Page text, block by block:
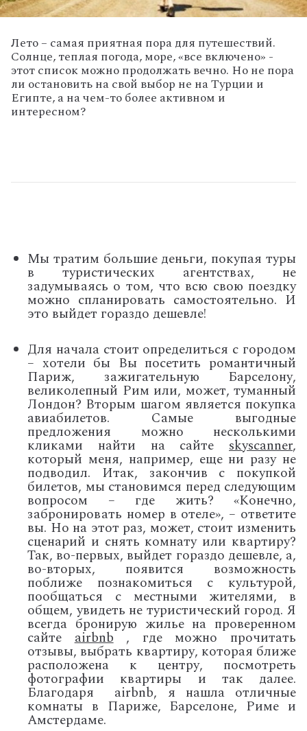
Лето – самая приятная пора для путешествий.
Солнце, теплая погода, море, «все включено» -
этот список можно продолжать вечно. Но не пора
ли остановить на свой выбор не на Турции и
Египте, а на чем-то более активном и
интересном?
Мы тратим большие деньги, покупая туры
в туристических агентствах, не
задумываясь о том, что всю свою поездку
можно спланировать самостоятельно. И
это выйдет гораздо дешевле!
Для начала стоит определиться с городом
– хотели бы Вы посетить романтичный
Париж, зажигательную Барселону,
великолепный Рим или, может, туманный
Лондон? Вторым шагом является покупка
авиабилетов. Самые выгодные
предложения можно несколькими
кликами найти на сайте skyscanner,
который меня, например, еще ни разу не
подводил. Итак, закончив с покупкой
билетов, мы становимся перед следующим
вопросом – где жить? «Конечно,
забронировать номер в отеле», – ответите
вы. Но на этот раз, может, стоит изменить
сценарий и снять комнату или квартиру?
Так, во-первых, выйдет гораздо дешевле, а,
во-вторых, появится возможность
поближе познакомиться с культурой,
пообщаться с местными жителями, в
общем, увидеть не туристический город. Я
всегда бронирую жилье на проверенном
сайтеairbnb, где можно прочитать
отзывы, выбрать квартиру, которая ближе
расположена к центру, посмотреть
фотографии квартиры и так далее.
Благодаря airbnb, я нашла отличные
комнаты в Париже, Барселоне, Риме и
Амстердаме.